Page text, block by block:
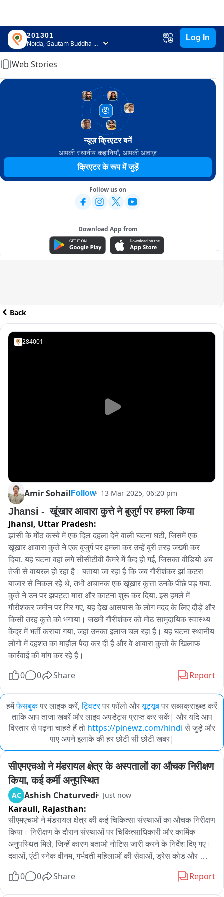
201301
Noida, Gautam Buddha Nagar, Uttar Pradesh
Log In
Home
Web Stories
न्यूज़ क्रिएटर बनें
आपकी स्थानीय कहानियाँ, आपकी आवाज़
क्रिएटर के रूप में जुड़ें
Follow us on
Download App from
ADVERTISEMENT
Back
284001
Amir Sohail Follow 13 Mar 2025, 06:20 pm
Jhansi -  खूंखार आवारा कुत्ते ने बुजुर्ग पर हमला किया
Jhansi, Uttar Pradesh:
झांसी के मोंठ कस्बे में एक दिल दहला देने वाली घटना घटी, जिसमें एक
खूंखार आवारा कुत्ते ने एक बुजुर्ग पर हमला कर उन्हें बुरी तरह जख्मी कर
दिया. यह घटना वहां लगे सीसीटीवी कैमरे में कैद हो गई, जिसका वीडियो अब
तेजी से वायरल हो रहा है। बताया जा रहा है कि जब गौरीशंकर झां कटरा
बाजार से निकल रहे थे, तभी अचानक एक खूंखार कुत्ता उनके पीछे पड़ गया.
कुत्ते ने उन पर झपट्टा मारा और काटना शुरू कर दिया. इस हमले में
गौरीशंकर जमीन पर गिर गए, यह देख आसपास के लोग मदद के लिए दौड़े और
किसी तरह कुत्ते को भगाया। जख्मी गौरीशंकर को मोंठ सामुदायिक स्वास्थ्य
केंद्र में भर्ती कराया गया, जहां उनका इलाज चल रहा है। यह घटना स्थानीय
लोगों में दहशत का माहौल पैदा कर दी है और वे आवारा कुत्तों के खिलाफ
कार्रवाई की मांग कर रहे हैं।
0
0 Share Report
हमेंफेसबुकपर लाइक करें, ट्विटरपर फॉलो औरयूट्यूबपर सब्सक्राइब्ड करें
ताकि आप ताजा खबरें और लाइव अपडेट्स प्राप्त कर सकें| और यदि आप
विस्तार से पढ़ना चाहते हैं तो https://pinewz.com/hindi से जुड़े और
पाए अपने इलाके की हर छोटी सी छोटी खबर|
सीएमएचओ ने मंडरायल क्षेत्र के अस्पतालों का औचक निरीक्षण
किया, कई कर्मी अनुपस्थित
AC Ashish Chaturvedi Just now
Karauli, Rajasthan:
सीएमएचओ ने मंडरायल क्षेत्र की कई चिकित्सा संस्थाओं का औचक निरीक्षण
किया। निरीक्षण के दौरान संस्थाओं पर चिकित्साधिकारी और कार्मिक
अनुपस्थित मिले, जिन्हें कारण बताओ नोटिस जारी करने के निर्देश दिए गए।
दवाओं, एंटी स्नेक वीनम, गर्भवती महिलाओं की सेवाओं, ड्रेस कोड और
पीएचसी चंदेलीपुरा, पीएचसी औंड, शहरी आयुष्मान आरोग्य मंदिर मंडरायल,
0 0 Share Report